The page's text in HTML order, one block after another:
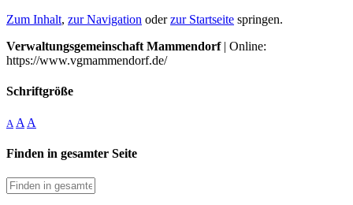
Zum Inhalt, zur Navigation oderzur Startseite springen.
Verwaltungsgemeinschaft Mammendorf| Online:
https://www.vgmammendorf.de/
Schriftgröße
A A A
Finden in gesamter Seite